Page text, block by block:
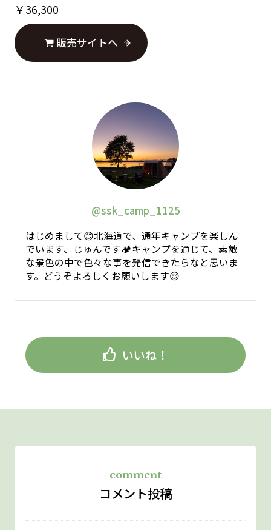
￥36,300
販売サイトへ
@ssk_camp_1125
はじめまして😊北海道で、通年キャンプを楽しん
でいます、じゅんです🏕キャンプを通じて、素敵
な景色の中で色々な事を発信できたらなと思いま
す。どうぞよろしくお願いします😌
いいね！
comment
コメント投稿